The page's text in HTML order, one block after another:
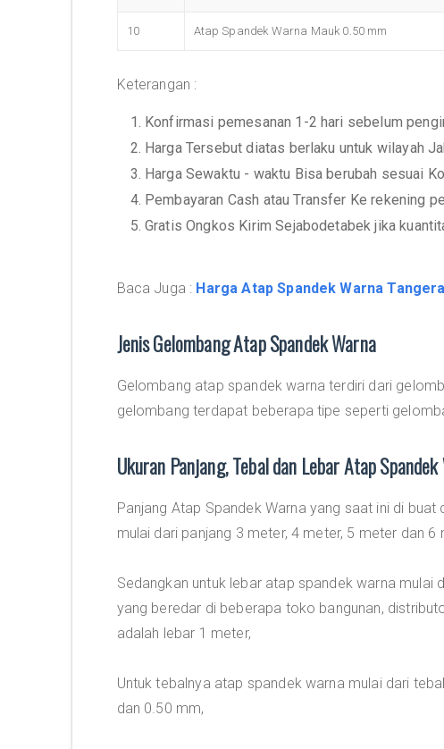
10 Atap Spandek Warna Mauk 0.50 mm
Keterangan :
1. Konfirmasi pemesanan 1-2 hari sebelum
2. Harga Tersebut diatas berlaku untuk wilayah
3. Harga Sewaktu - waktu Bisa berubah sesuai
4. Pembayaran Cash atau Transfer Ke rekening
5. Gratis Ongkos Kirim Sejabodetabek jika
Baca Juga : Harga Atap Spandek Warna
Jenis Gelombang Atap Spandek Warna
Gelombang atap spandek warna terdiri dari
gelombang terdapat beberapa tipe seperti
Ukuran Panjang, Tebal dan Lebar Atap
Panjang Atap Spandek Warna yang saat ini di
mulai dari panjang 3 meter, 4 meter, 5 meter dan 6
Sedangkan untuk lebar atap spandek warna
yang beredar di beberapa toko bangunan,
adalah lebar 1 meter,
Untuk tebalnya atap spandek warna mulai dari
dan 0.50 mm,